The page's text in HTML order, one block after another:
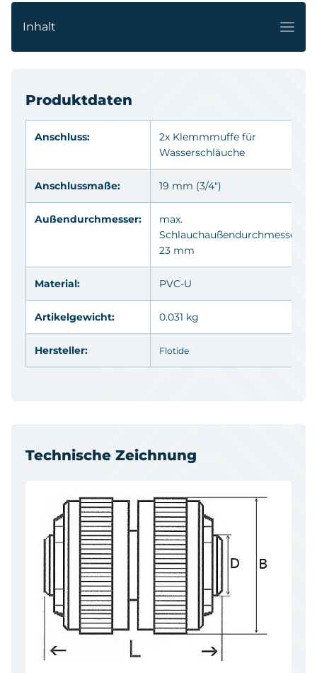
Inhalt
Produktdaten
Anschluss:
2x Klemmmuffe für
Wasserschläuche
Anschlussmaße: 19 mm (3/4")
Außendurchmesser:
max.
Schlauchaußendurchmesser
23 mm
Material: PVC-U
Artikelgewicht: 0.031 kg
Hersteller: Flotide
Technische Zeichnung